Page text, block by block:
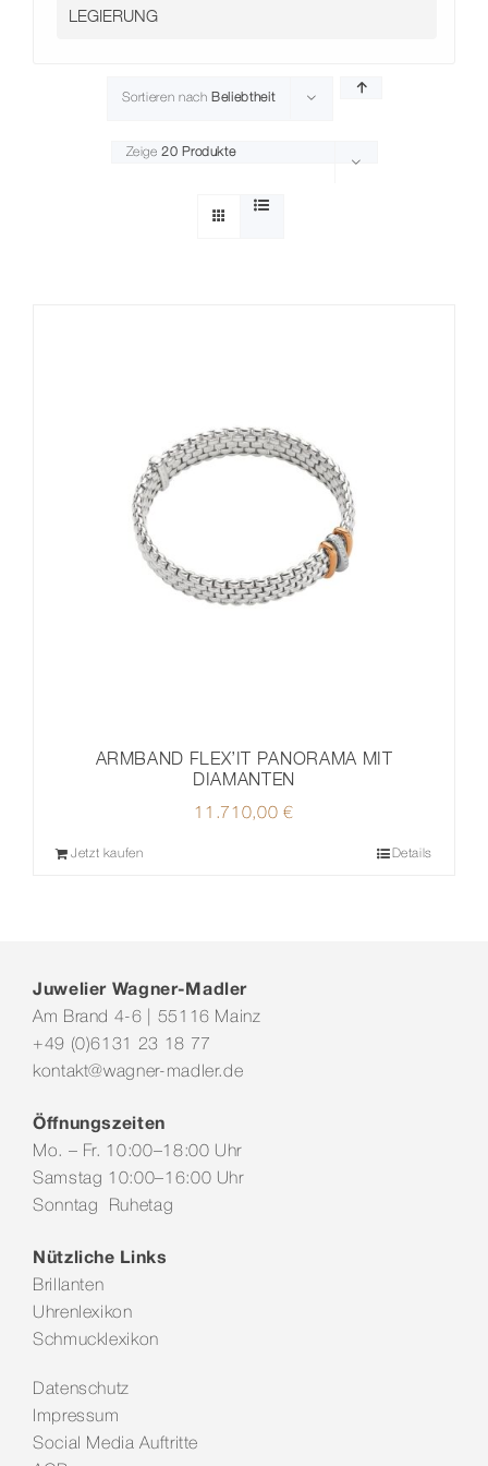
Sortieren nach Beliebtheit
Zeige20 Produkte
ARMBAND FLEX’IT PANORAMA MIT
DIAMANTEN
11.710,00 €
Jetzt kaufen Details
Juwelier Wagner-Madler
Am Brand 4-6 | 55116 Mainz
+49 (0)6131 23 18 77
kontakt@wagner-madler.de
Öffnungszeiten
Mo. – Fr. 10:00–18:00 Uhr
Samstag 10:00–16:00 Uhr
Sonntag Ruhetag
Nützliche Links
Brillanten
Uhrenlexikon
Schmucklexikon
Datenschutz
Impressum
Social Media Auftritte